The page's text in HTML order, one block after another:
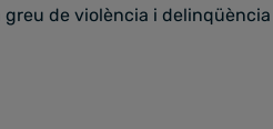
de violència i